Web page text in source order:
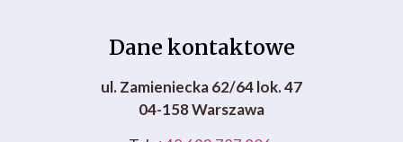
Dane kontaktowe
ul. Zamieniecka 62/64 lok. 47
04-158 Warszawa